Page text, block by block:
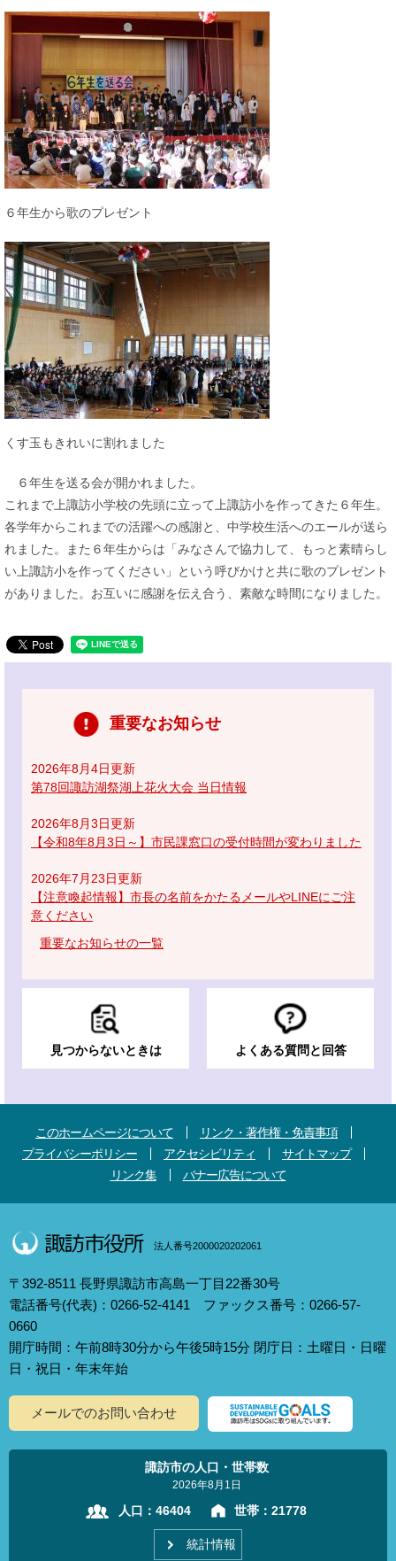
６年生から歌のプレゼント
くす玉もきれいに割れました
６年生を送る会が開かれました。
これまで上諏訪小学校の先頭に立って上諏訪小を作ってきた６年生。
各学年からこれまでの活躍への感謝と、中学校生活へのエールが送ら
れました。また６年生からは「みなさんで協力して、もっと素晴らし
い上諏訪小を作ってください」という呼びかけと共に歌のプレゼント
がありました。お互いに感謝を伝え合う、素敵な時間になりました。
重要なお知らせ
2026年8月4日更新
第78回諏訪湖祭湖上花火大会 当日情報
2026年8月3日更新
【令和8年8月3日～】市民課窓口の受付時間が変わりました
2026年7月23日更新
【注意喚起情報】市長の名前をかたるメールやLINEにご注
意ください
重要なお知らせの一覧
見つからないときは よくある質問と回答
このホームページについて
リンク・著作権・免責事項
プライバシーポリシー
アクセシビリティ
サイトマップ
リンク集
バナー広告について
法人番号2000020202061
〒392-8511 長野県諏訪市高島一丁目22番30号
電話番号(代表)：0266-52-4141 ファックス番号：0266-57-
0660
開庁時間：午前8時30分から午後5時15分 閉庁日：土曜日・日曜
日・祝日・年末年始
メールでのお問い合わせ
諏訪市の人口・世帯数
2026年8月1日
人口： 46404 世帯： 21778
統計情報